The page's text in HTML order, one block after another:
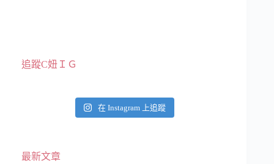
追蹤C妞ＩＧ
在 Instagram 上追蹤
最新文章